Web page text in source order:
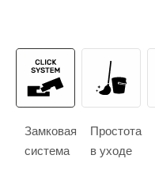
Замковая
система
Простота
в уходе